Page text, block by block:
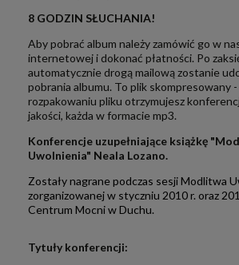
8 GODZIN SŁUCHANIA!
Aby pobrać album należy zamówić go w
internetowej i dokonać płatności. Po
automatycznie drogą mailową zostanie
pobrania albumu. To plik skompresowany -
rozpakowaniu pliku otrzymujesz
jakości, każda w formacie mp3.
Konferencje uzupełniające książkę
Uwolnienia" Neala Lozano.
Zostały nagrane podczas sesji Modlitwa
zorganizowanej w styczniu 2010 r. oraz
Centrum Mocni w Duchu.
Tytuły konferencji: